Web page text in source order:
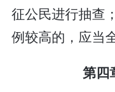
征公民进行抽查
例较高的，应当
第